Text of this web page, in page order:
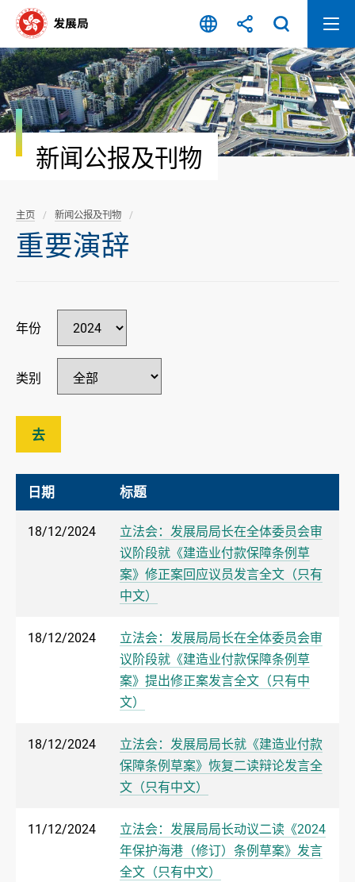
容
开
始
新闻公报及刊物
主页 新闻公报及刊物
重要演辞
年份
类别
去
日期 标题
18/12/2024
立法会：发展局局长在全体委员会审
议阶段就《建造业付款保障条例草
案》修正案回应议员发言全文（只有
中文）
18/12/2024
立法会：发展局局长在全体委员会审
议阶段就《建造业付款保障条例草
案》提出修正案发言全文（只有中
文）
18/12/2024
立法会：发展局局长就《建造业付款
保障条例草案》恢复二读辩论发言全
文（只有中文）
11/12/2024
立法会：发展局局长动议二读《2024
年保护海港（修订）条例草案》发言
全文（只有中文）